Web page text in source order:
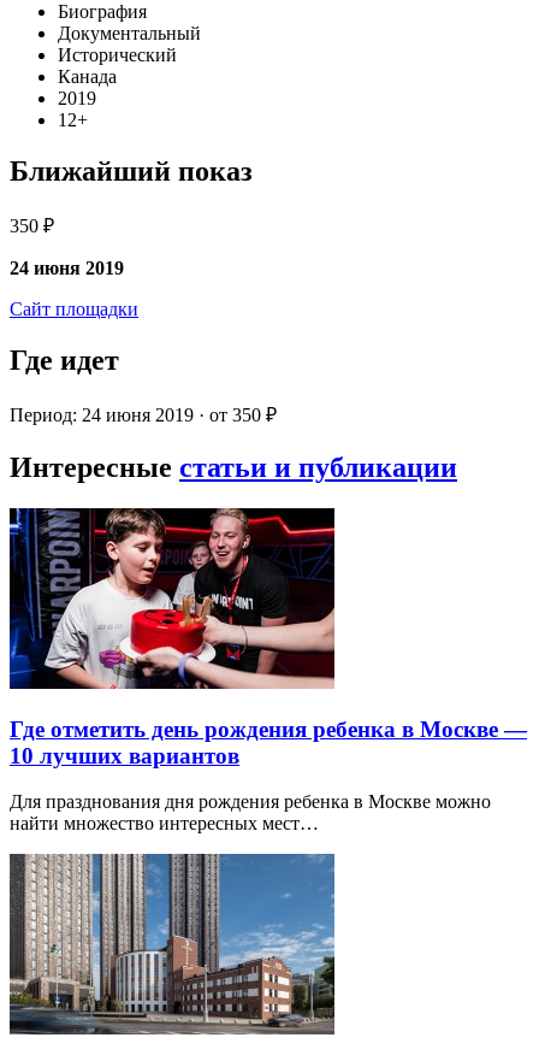
Биография
Документальный
Исторический
Канада
2019
12+
Ближайший показ
350 ₽
24 июня 2019
Сайт площадки
Где идет
Период: 24 июня 2019 · от 350 ₽
Интересные статьи и публикации
Где отметить день рождения ребенка в Москве —
10 лучших вариантов
Для празднования дня рождения ребенка в Москве можно
найти множество интересных мест…